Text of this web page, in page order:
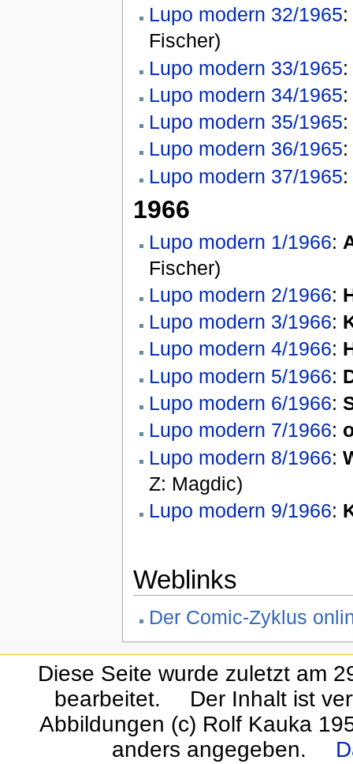
Lupo modern 32/1965:
Fischer)
Lupo modern 33/1965:
Lupo modern 34/1965:
Lupo modern 35/1965:
Lupo modern 36/1965:
Lupo modern 37/1965:
1966
Lupo modern 1/1966:
Fischer)
Lupo modern 2/1966:
Lupo modern 3/1966:
Lupo modern 4/1966:
Lupo modern 5/1966:
Lupo modern 6/1966:
Lupo modern 7/1966:
Lupo modern 8/1966:
Z: Magdic)
Lupo modern 9/1966:
Weblinks
Der Comic-Zyklus
Diese Seite wurde zuletzt am
bearbeitet.
Der Inhalt ist
Abbildungen (c) Rolf Kauka
anders angegeben.